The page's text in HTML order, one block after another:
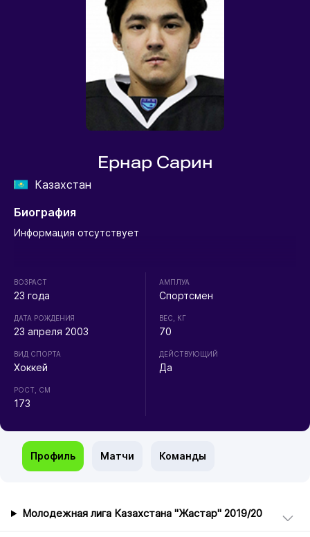
Ернар Сарин
Казахстан
Биография
Информация отсутствует
ВОЗРАСТ
23 года
ДАТА РОЖДЕНИЯ
23 апреля 2003
ВИД СПОРТА
Хоккей
РОСТ, СМ
173
АМПЛУА
Спортсмен
ВЕС, КГ
70
ДЕЙСТВУЮЩИЙ
Да
Профиль Матчи Команды
Молодежная лига Казахстана "Жастар" 2019/20